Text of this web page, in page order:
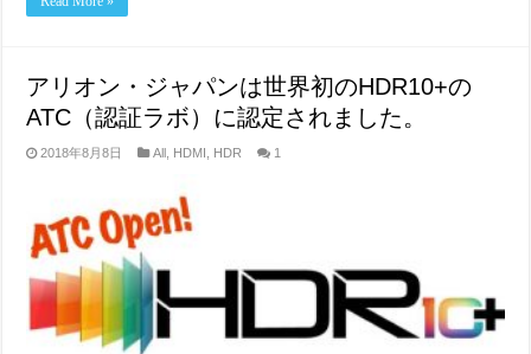
アリオン・ジャパンは世界初のHDR10+の
ATC（認証ラボ）に認定されました。
2018年8月8日 All HDMI HDR 1